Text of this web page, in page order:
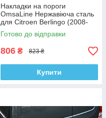
Накладки на пороги
OmsaLine Нержавіюча сталь
для Citroen Berlingo (2008-
2018)
Готово до відправки
806 ₴ 823 ₴
Купити